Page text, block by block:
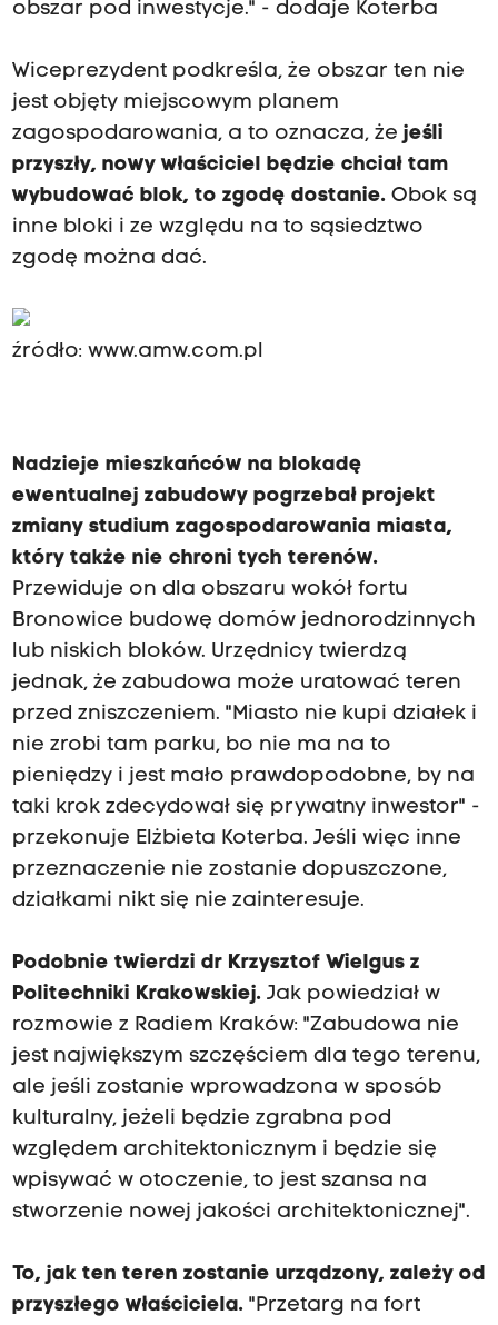
obszar pod inwestycje." - dodaje Koterba
Wiceprezydent podkreśla, że obszar ten nie
jest objęty miejscowym planem
zagospodarowania, a to oznacza, że jeśli
przyszły, nowy właściciel będzie chciał tam
wybudować blok, to zgodę dostanie.Obok są
inne bloki i ze względu na to sąsiedztwo
zgodę można dać.
źródło: www.amw.com.pl
Nadzieje mieszkańców na blokadę
ewentualnej zabudowy pogrzebał projekt
zmiany studium zagospodarowania miasta,
który także nie chroni tych terenów.
Przewiduje on dla obszaru wokół fortu
Bronowice budowę domów jednorodzinnych
lub niskich bloków. Urzędnicy twierdzą
jednak, że zabudowa może uratować teren
przed zniszczeniem. "Miasto nie kupi działek i
nie zrobi tam parku, bo nie ma na to
pieniędzy i jest mało prawdopodobne, by na
taki krok zdecydował się prywatny inwestor" -
przekonuje Elżbieta Koterba. Jeśli więc inne
przeznaczenie nie zostanie dopuszczone,
działkami nikt się nie zainteresuje.
Podobnie twierdzi dr Krzysztof Wielgus z
Politechniki Krakowskiej.Jak powiedział w
rozmowie z Radiem Kraków: "Zabudowa nie
jest największym szczęściem dla tego terenu,
ale jeśli zostanie wprowadzona w sposób
kulturalny, jeżeli będzie zgrabna pod
względem architektonicznym i będzie się
wpisywać w otoczenie, to jest szansa na
stworzenie nowej jakości architektonicznej".
To, jak ten teren zostanie urządzony, zależy od
przyszłego właściciela."Przetarg na fort